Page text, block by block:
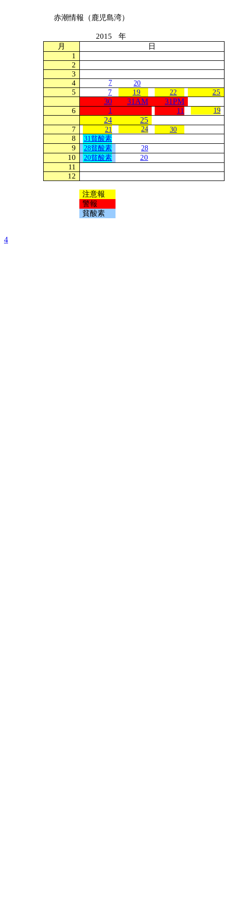
赤潮情報（鹿児島湾）
2015
年
月
日
1
2
3
4
7 20
5 7 19 22 25
30 31AM 31PM
6 1 11 19
24 25
7 21 24 30
8 31貧酸素
9 28貧酸素 28
10 20貧酸素
20
11
12
注意報
警報
貧酸素
4